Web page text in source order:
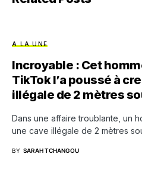
A LA UNE
Incroyable : Cet
TikTok l’a poussé à
illégale de 2 mètres
Dans une affaire troublante, un
une cave illégale de 2 mètres
BY SARAH TCHANGOU